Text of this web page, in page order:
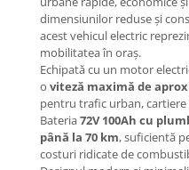
Baterii
Controlere & Conversoare DC/
Încărcătoare
Prize de încărcare
Cabluri pentru baterii
Componente baterii
dimensiunilor reduse și
acest vehicul electric
mobilitatea în oraș.
Echipată cu un motor
o viteză maximă de
pentru trafic urban,
Bateria72V 100Ah cu
până la 70 km, suficientă
costuri ridicate de